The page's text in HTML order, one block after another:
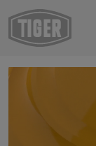
Webshop